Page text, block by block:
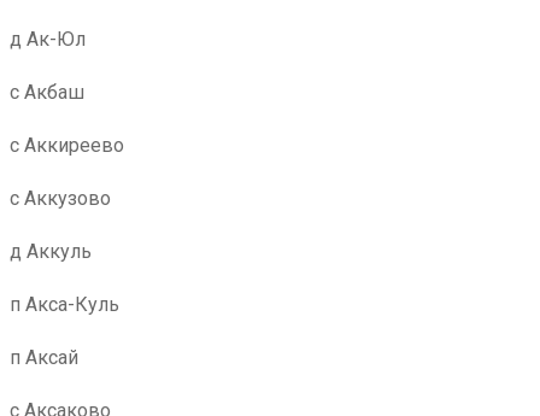
д Ак-Юл
с Акбаш
с Аккиреево
с Аккузово
д Аккуль
п Акса-Куль
п Аксай
с Аксаково